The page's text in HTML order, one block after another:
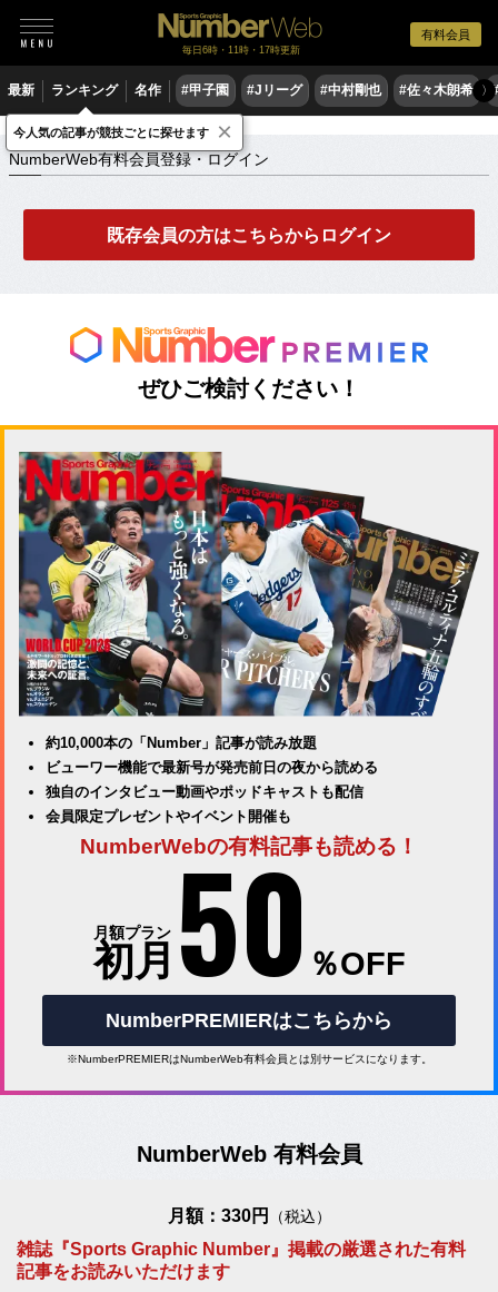
有料会員
毎日6時・11時・17時更新
最新 ランキング 名作 #甲子園 #Jリーグ #中村剛也 #佐々木朗希 〉
NumberWeb有料会員登録・ログイン
NumberWeb有料会員登録・ログイン
既存会員の方はこちらからログイン
ぜひご検討ください！
約10,000本の「Number」記事が読み放題
ビューワー機能で最新号が発売前日の夜から読める
独自のインタビュー動画やポッドキャストも配信
会員限定プレゼントやイベント開催も
NumberWebの有料記事も読める！
月額プラン
初月 50 ％OFF
NumberPREMIERはこちらから
※NumberPREMIERはNumberWeb有料会員とは別サービスになります。
NumberWeb 有料会員
月額：330円 （税込）
雑誌『Sports Graphic Number』掲載の厳選された有料
記事をお読みいただけます
今人気の記事が競技ごとに探せます ×